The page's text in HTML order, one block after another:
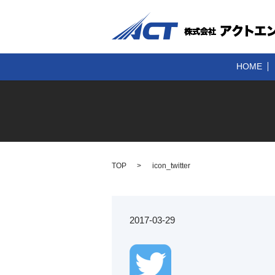
HOME
TOP icon_twitter
2017-03-29